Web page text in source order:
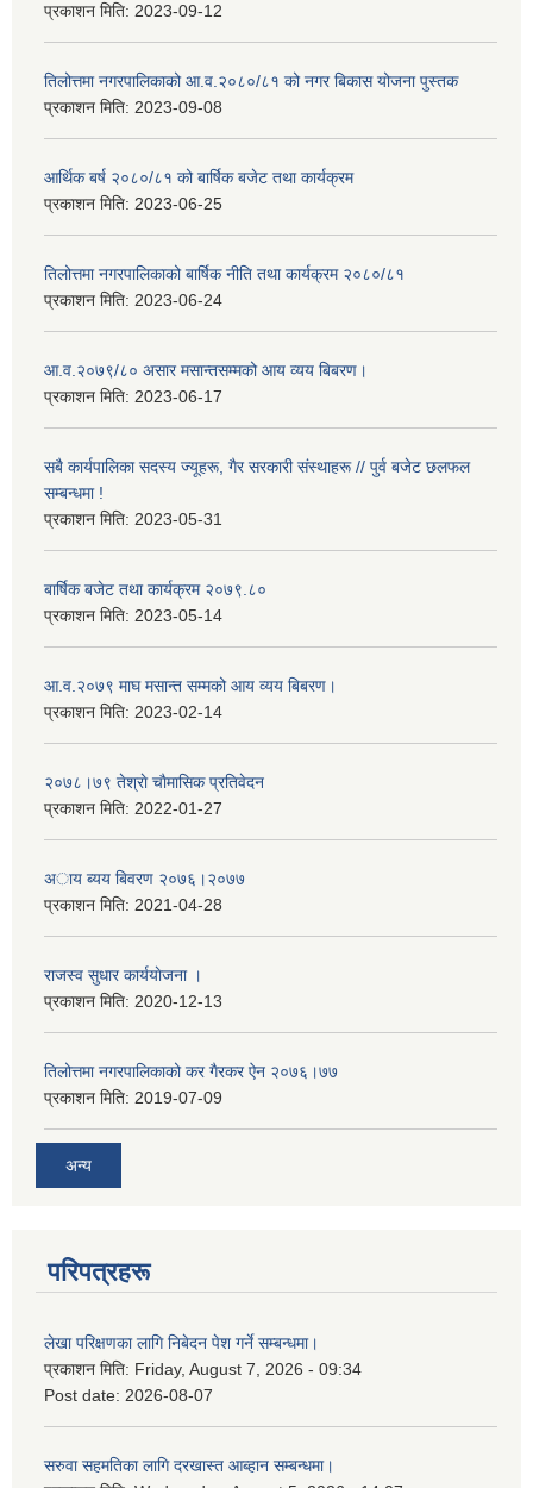
प्रकाशन मिति: 2023-09-12
तिलोत्तमा नगरपालिकाको आ.व.२०८०/८१ को नगर बिकास योजना पुस्तक
प्रकाशन मिति: 2023-09-08
आर्थिक बर्ष २०८०/८१ को बार्षिक बजेट तथा कार्यक्रम
प्रकाशन मिति: 2023-06-25
तिलोत्तमा नगरपालिकाको बार्षिक नीति तथा कार्यक्रम २०८०/८१
प्रकाशन मिति: 2023-06-24
आ.व.२०७९/८० असार मसान्तसम्मको आय व्यय बिबरण।
प्रकाशन मिति: 2023-06-17
सबै कार्यपालिका सदस्य ज्यूहरू, गैर सरकारी संस्थाहरू // पुर्व बजेट छलफल
सम्बन्धमा !
प्रकाशन मिति: 2023-05-31
बार्षिक बजेट तथा कार्यक्रम २०७९.८०
प्रकाशन मिति: 2023-05-14
आ.व.२०७९ माघ मसान्त सम्मको आय व्यय बिबरण।
प्रकाशन मिति: 2023-02-14
२०७८।७९ तेश्राे चाैमासिक प्रतिवेदन
प्रकाशन मिति: 2022-01-27
अाय ब्यय बिवरण २०७६।२०७७
प्रकाशन मिति: 2021-04-28
राजस्व सुधार कार्ययाेजना ।
प्रकाशन मिति: 2020-12-13
तिलोत्तमा नगरपालिकाको कर गैरकर ऐन २०७६।७७
प्रकाशन मिति: 2019-07-09
अन्य
परिपत्रहरू
लेखा परिक्षणका लागि निबेदन पेश गर्ने सम्बन्धमा।
प्रकाशन मिति: Friday, August 7, 2026 - 09:34
Post date: 2026-08-07
सरुवा सहमतिका लागि दरखास्त आब्हान सम्बन्धमा।